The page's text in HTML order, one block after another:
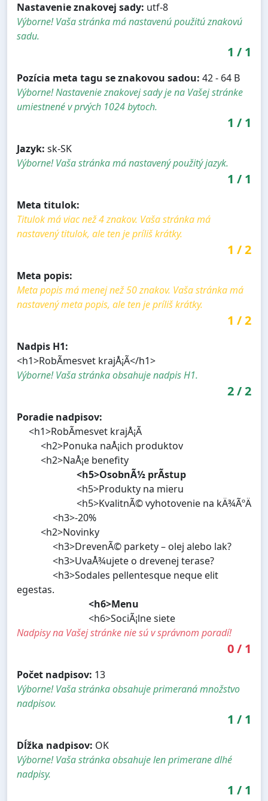
Nastavenie znakovej sady: utf-8
Výborne! Vaša stránka má nastavenú použitú znakovú
sadu.
1 / 1
Pozícia meta tagu se znakovou sadou: 42 - 64 B
Výborne! Nastavenie znakovej sady je na Vašej stránke
umiestnené v prvých 1024 bytoch.
1 / 1
Jazyk: sk-SK
Výborne! Vaša stránka má nastavený použitý jazyk.
1 / 1
Meta titulok:
Titulok má viac než 4 znakov. Vaša stránka má
nastavený titulok, ale ten je príliš krátky.
1 /2
Meta popis:
Meta popis má menej než 50 znakov. Vaša stránka má
nastavený meta popis, ale ten je príliš krátky.
1 /2
Nadpis H1:
<h1>RobÃ­mesvet krajÅ¡Ã­</h1>
Výborne! Vaša stránka obsahuje nadpis H1.
2/2
Poradie nadpisov:
<h1>RobÃ­mesvet krajÅ¡Ã­
<h2>Ponuka naÅ¡ich produktov
<h2>NaÅ¡e benefity
<h5>OsobnÃ½ prÃ­stup
<h5>Produkty na mieru
<h5>KvalitnÃ© vyhotovenie na kÄ¾ÃºÄ
<h3>-20%
<h2>Novinky
<h3>DrevenÃ© parkety – olej alebo lak?
<h3>UvaÅ¾ujete o drevenej terase?
<h3>Sodales pellentesque neque elit
egestas.
<h6>Menu
<h6>SociÃ¡lne siete
Nadpisy na Vašej stránke nie sú v správnom poradí!
0/ 1
Počet nadpisov: 13
Výborne! Vaša stránka obsahuje primeraná množstvo
nadpisov.
1 / 1
Dĺžka nadpisov: OK
Výborne! Vaša stránka obsahuje len primerane dlhé
nadpisy.
1 / 1